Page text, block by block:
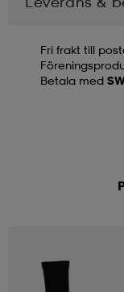
Fri frakt till
Betala med